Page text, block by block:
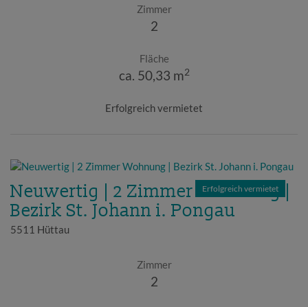
Zimmer
2
Fläche
ca. 50,33 m2
Erfolgreich vermietet
Erfolgreich vermietet
Neuwertig | 2 Zimmer Wohnung |
Bezirk St. Johann i. Pongau
5511 Hüttau
Zimmer
2